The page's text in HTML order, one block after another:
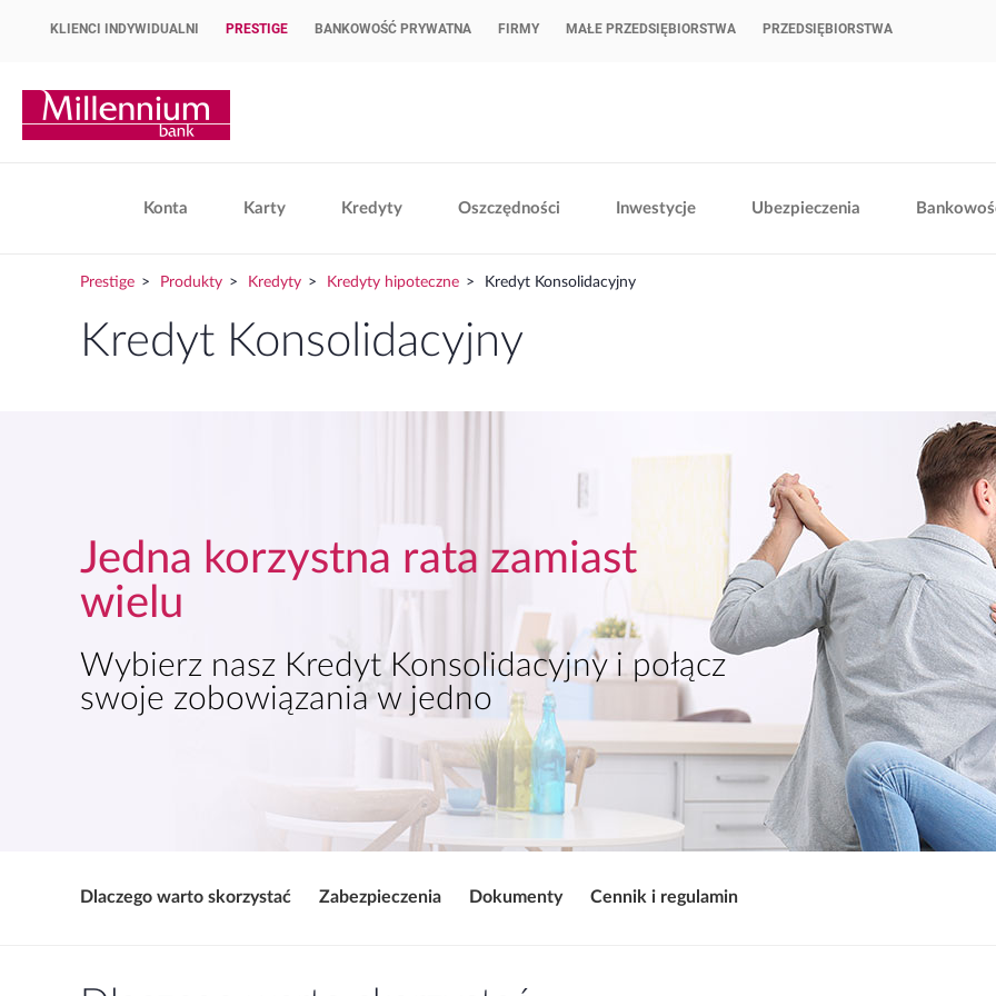
KLIENCI INDYWIDUALNI PRESTIGE BANKOWOŚĆ PRYWATNA FIRMY MAŁE PRZEDSIĘBIORSTWA PRZEDSIĘBIORSTWA
Strona główna Bank Millennium
Konta Karty Kredyty Oszczędności Inwestycje Ubezpieczenia
Prestige Produkty Kredyty Kredyty hipoteczne Kredyt Konsolidacyjny
Kredyt Konsolidacyjny
Jedna korzystna rata zamiast
wielu
Wybierz nasz Kredyt Konsolidacyjny i połącz
swoje zobowiązania w jedno
Dlaczego warto skorzystać Zabezpieczenia Dokumenty Cennik i regulamin